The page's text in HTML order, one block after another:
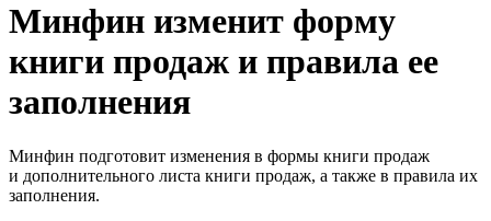
Минфин изменит форму
книги продаж и правила ее
заполнения
Минфин подготовит изменения в формы книги продаж
и дополнительного листа книги продаж, а также в правила их
заполнения.